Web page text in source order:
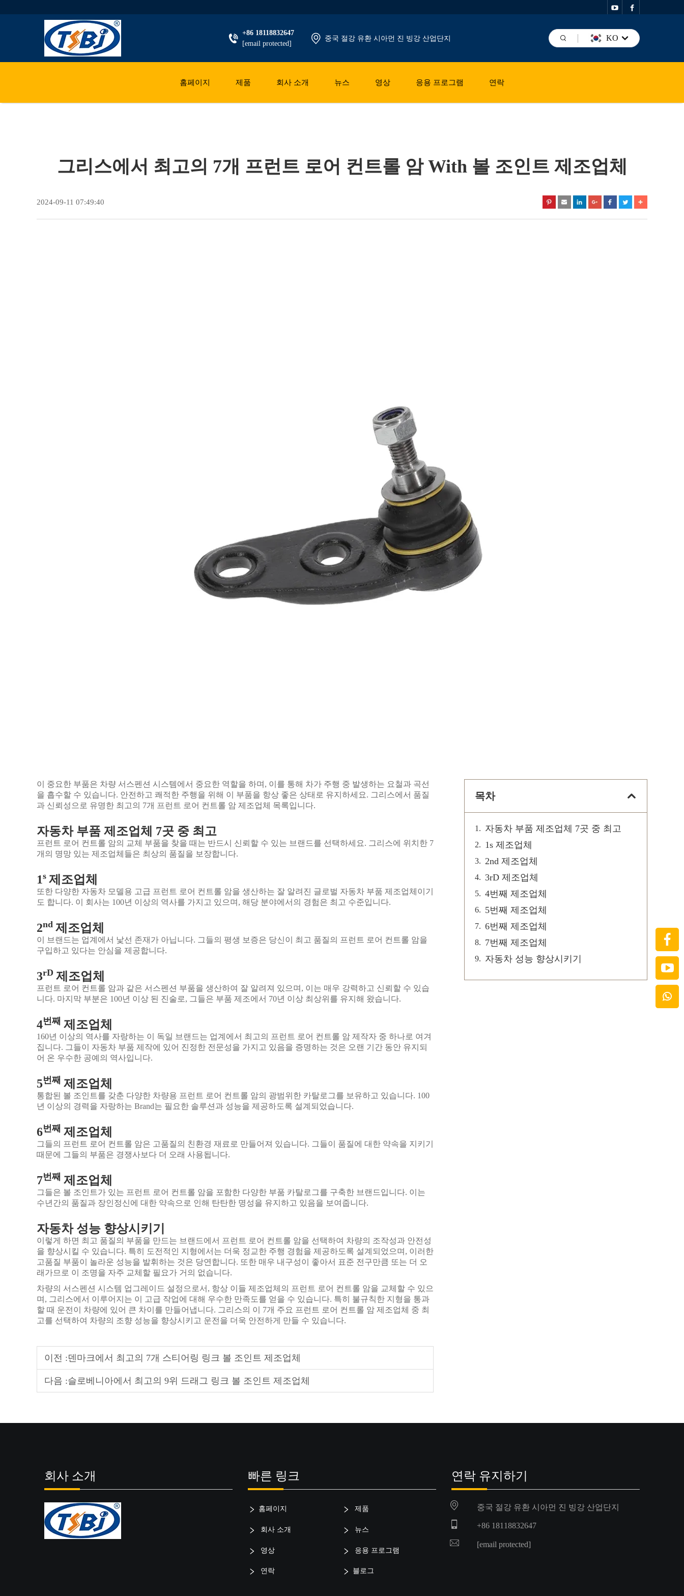
+86 18118832647
[email protected]
중국 절강 유환 시아먼 진 빙강 산업단지 KO
홈페이지 제품 회사 소개 뉴스 영상 응용 프로그램 연락
그리스에서 최고의 7개 프런트 로어 컨트롤 암 With 볼 조인트 제조업체
2024-09-11 07:49:40
이 중요한 부품은 차량 서스펜션 시스템에서 중요한 역할을 하며, 이를 통해 차가 주행 중 발생하는 요철과 곡선
을 흡수할 수 있습니다. 안전하고 쾌적한 주행을 위해 이 부품을 항상 좋은 상태로 유지하세요. 그리스에서 품질
과 신뢰성으로 유명한 최고의 7개 프런트 로어 컨트롤 암 제조업체 목록입니다.
자동차 부품 제조업체 7곳 중 최고
프런트 로어 컨트롤 암의 교체 부품을 찾을 때는 반드시 신뢰할 수 있는 브랜드를 선택하세요. 그리스에 위치한 7
개의 명망 있는 제조업체들은 최상의 품질을 보장합니다.
1s 제조업체
또한 다양한 자동차 모델용 고급 프런트 로어 컨트롤 암을 생산하는 잘 알려진 글로벌 자동차 부품 제조업체이기
도 합니다. 이 회사는 100년 이상의 역사를 가지고 있으며, 해당 분야에서의 경험은 최고 수준입니다.
2nd 제조업체
이 브랜드는 업계에서 낯선 존재가 아닙니다. 그들의 평생 보증은 당신이 최고 품질의 프런트 로어 컨트롤 암을
구입하고 있다는 안심을 제공합니다.
3rD 제조업체
프런트 로어 컨트롤 암과 같은 서스펜션 부품을 생산하여 잘 알려져 있으며, 이는 매우 강력하고 신뢰할 수 있습
니다. 마지막 부분은 100년 이상 된 진술로, 그들은 부품 제조에서 70년 이상 최상위를 유지해 왔습니다.
4번째 제조업체
160년 이상의 역사를 자랑하는 이 독일 브랜드는 업계에서 최고의 프런트 로어 컨트롤 암 제작자 중 하나로 여겨
집니다. 그들이 자동차 부품 제작에 있어 진정한 전문성을 가지고 있음을 증명하는 것은 오랜 기간 동안 유지되
어 온 우수한 공예의 역사입니다.
5번째 제조업체
통합된 볼 조인트를 갖춘 다양한 차량용 프런트 로어 컨트롤 암의 광범위한 카탈로그를 보유하고 있습니다. 100
년 이상의 경력을 자랑하는 Brand는 필요한 솔루션과 성능을 제공하도록 설계되었습니다.
6번째 제조업체
그들의 프런트 로어 컨트롤 암은 고품질의 친환경 재료로 만들어져 있습니다. 그들이 품질에 대한 약속을 지키기
때문에 그들의 부품은 경쟁사보다 더 오래 사용됩니다.
7번째 제조업체
그들은 볼 조인트가 있는 프런트 로어 컨트롤 암을 포함한 다양한 부품 카탈로그를 구축한 브랜드입니다. 이는
수년간의 품질과 장인정신에 대한 약속으로 인해 탄탄한 명성을 유지하고 있음을 보여줍니다.
자동차 성능 향상시키기
이렇게 하면 최고 품질의 부품을 만드는 브랜드에서 프런트 로어 컨트롤 암을 선택하여 차량의 조작성과 안전성
을 향상시킬 수 있습니다. 특히 도전적인 지형에서는 더욱 정교한 주행 경험을 제공하도록 설계되었으며, 이러한
고품질 부품이 놀라운 성능을 발휘하는 것은 당연합니다. 또한 매우 내구성이 좋아서 표준 전구만큼 또는 더 오
래가므로 이 조명을 자주 교체할 필요가 거의 없습니다.
차량의 서스펜션 시스템 업그레이드 설정으로서, 항상 이들 제조업체의 프런트 로어 컨트롤 암을 교체할 수 있으
며, 그리스에서 이루어지는 이 고급 작업에 대해 우수한 만족도를 얻을 수 있습니다. 특히 불규칙한 지형을 통과
할 때 운전이 차량에 있어 큰 차이를 만들어냅니다. 그리스의 이 7개 주요 프런트 로어 컨트롤 암 제조업체 중 최
고를 선택하여 차량의 조향 성능을 향상시키고 운전을 더욱 안전하게 만들 수 있습니다.
이전 :덴마크에서 최고의 7개 스티어링 링크 볼 조인트 제조업체
다음 :슬로베니아에서 최고의 9위 드래그 링크 볼 조인트 제조업체
목차
자동차 부품 제조업체 7곳 중 최고
1s 제조업체
2nd 제조업체
3rD 제조업체
4번째 제조업체
5번째 제조업체
6번째 제조업체
7번째 제조업체
자동차 성능 향상시키기
회사 소개 빠른 링크
홈페이지 제품
회사 소개 뉴스
영상 응용 프로그램
연락 블로그
연락 유지하기
중국 절강 유환 시아먼 진 빙강 산업단지
+86 18118832647
[email protected]